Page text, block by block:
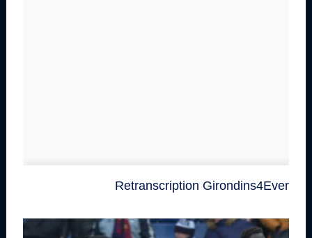
Retranscription Girondins4Ever